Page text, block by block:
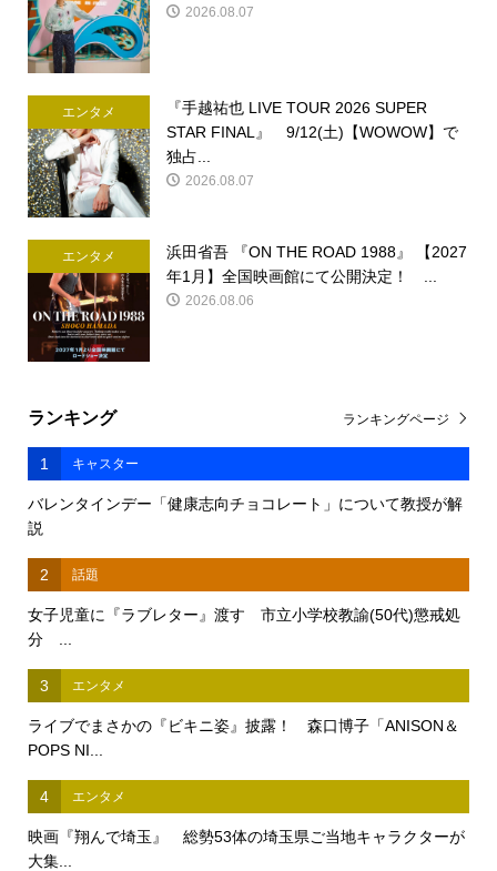
2026.08.07
エンタメ
『手越祐也 LIVE TOUR 2026 SUPER
STAR FINAL』 9/12(土)【WOWOW】で
独占...
2026.08.07
エンタメ
浜田省吾 『ON THE ROAD 1988』 【2027
年1月】全国映画館にて公開決定！ ...
2026.08.06
ランキング
1 キャスター
バレンタインデー「健康志向チョコレート」について教授が解
説
2 話題
女子児童に『ラブレター』渡す 市立小学校教諭(50代)懲戒処
分 ...
3 エンタメ
ライブでまさかの『ビキニ姿』披露！ 森口博子「ANISON＆
POPS NI...
4 エンタメ
映画『翔んで埼玉』 総勢53体の埼玉県ご当地キャラクターが
大集...
ランキングページ